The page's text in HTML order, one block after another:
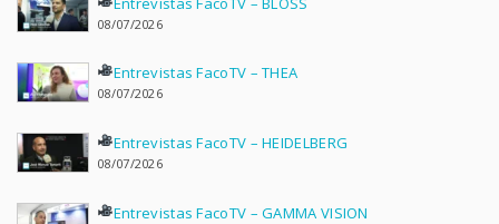
08/07/2026
Entrevistas FacoTV – THEA
08/07/2026
Entrevistas FacoTV – HEIDELBERG
08/07/2026
Entrevistas FacoTV – GAMMA VISION